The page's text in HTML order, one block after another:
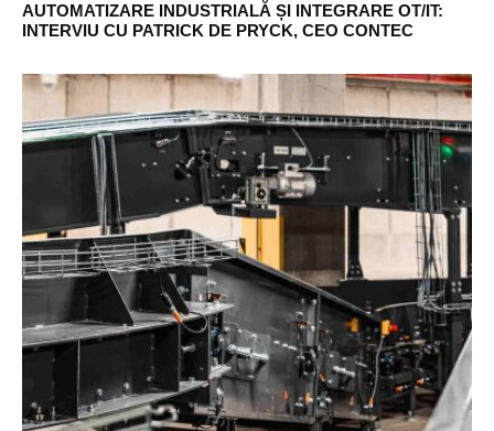
AUTOMATIZARE INDUSTRIALĂ ȘI INTEGRARE OT/IT:
INTERVIU CU PATRICK DE PRYCK, CEO CONTEC